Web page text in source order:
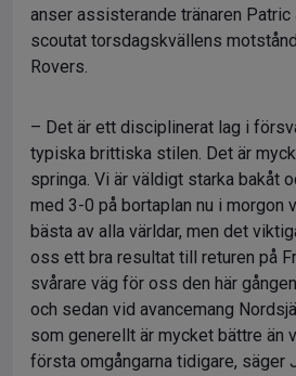
anser assisterande tränaren
scoutat torsdagskvällens
Rovers.
– Det är ett disciplinerat lag i
typiska brittiska stilen. Det är
springa. Vi är väldigt starka bakåt
med 3-0 på bortaplan nu i morgon
bästa av alla världar, men det
oss ett bra resultat till returen på
svårare väg för oss den här
och sedan vid avancemang
som generellt är mycket bättre än
första omgångarna tidigare, säger